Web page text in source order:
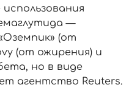
—
(от
(от ожирения) и
но в виде
агентство Reuters.